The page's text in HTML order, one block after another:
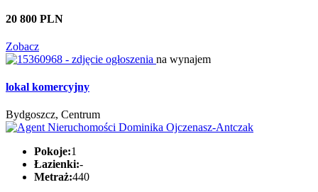
20 800 PLN
Zobacz
na wynajem
lokal komercyjny
Bydgoszcz, Centrum
Pokoje:1
Łazienki:-
Metraż:440